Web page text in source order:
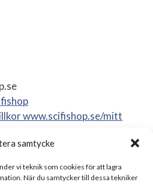
samtycke
vi teknik som cookies för att lagra
När du samtycker till dessa tekniker
www.scifishop.se/mitt